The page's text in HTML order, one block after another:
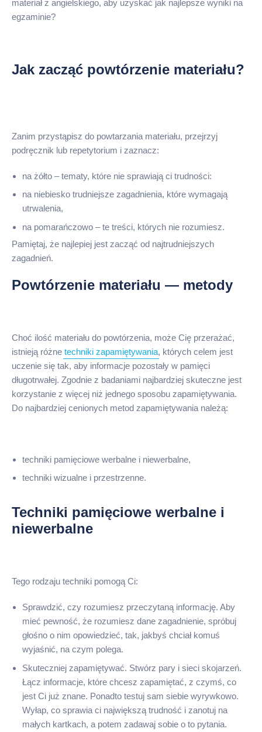
materiał z angielskiego, aby uzyskać jak najlepsze wyniki na
egzaminie?
Jak zacząć powtórzenie materiału?
Zanim przystąpisz do powtarzania materiału, przejrzyj
podręcznik lub repetytorium i zaznacz:
na żółto – tematy, które nie sprawiają ci trudności:
na niebiesko trudniejsze zagadnienia, które wymagają
utrwalenia,
na pomarańczowo – te treści, których nie rozumiesz.
Pamiętaj, że najlepiej jest zacząć od najtrudniejszych
zagadnień.
Powtórzenie materiału — metody
Choć ilość materiału do powtórzenia, może Cię przerażać,
istnieją różne techniki zapamiętywania, których celem jest
uczenie się tak, aby informacje pozostały w pamięci
długotrwałej. Zgodnie z badaniami najbardziej skuteczne jest
korzystanie z więcej niż jednego sposobu zapamiętywania.
Do najbardziej cenionych metod zapamiętywania należą:
techniki pamięciowe werbalne i niewerbalne,
techniki wizualne i przestrzenne.
Techniki pamięciowe werbalne i
niewerbalne
Tego rodzaju techniki pomogą Ci:
Sprawdzić, czy rozumiesz przeczytaną informację. Aby
mieć pewność, że rozumiesz dane zagadnienie, spróbuj
głośno o nim opowiedzieć, tak, jakbyś chciał komuś
wyjaśnić, na czym polega.
Skuteczniej zapamiętywać. Stwórz pary i sieci skojarzeń.
Łącz informacje, które chcesz zapamiętać, z czymś, co
jest Ci już znane. Ponadto testuj sam siebie wyrywkowo.
Wyłap, co sprawia ci największą trudność i zanotuj na
małych kartkach, a potem zadawaj sobie o to pytania.